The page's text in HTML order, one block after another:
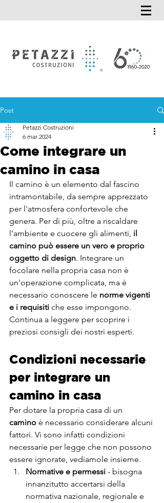
Post
Come integrare un
camino in casa
Petazzi Costruzioni
6 mar 2024
Il camino è un elemento dal fascino
intramontabile, da sempre apprezzato
per l'atmosfera confortevole che
genera. Per di più, oltre a riscaldare
l'ambiente e cuocere gli alimenti, il
camino può essere un vero e proprio
oggetto di design. Integrare un
focolare nella propria casa non è
un'operazione complicata, ma è
necessario conoscere le norme vigenti
e i requisiti che esse impongono.
Continua a leggere per scoprire i
preziosi consigli dei nostri esperti.
Condizioni necessarie
per integrare un
camino in casa
Per dotare la propria casa di un
camino è necessario considerare alcuni
fattori. Vi sono infatti condizioni
necessarie per legge che non possono
essere ignorate, vediamole insieme.
Normative e permessi - bisogna
innanzitutto accertarsi della
normativa nazionale, regionale e